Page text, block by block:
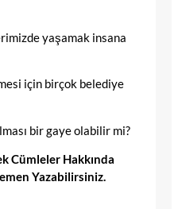
yaşamak insana
için birçok belediye
bir gaye olabilir mi?
Cümleler Hakkında
Yazabilirsiniz.